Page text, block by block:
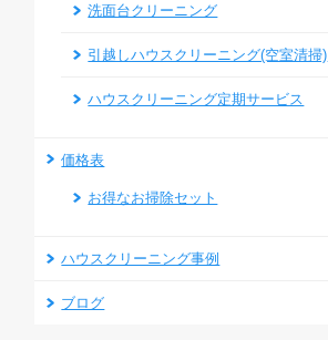
洗面台クリーニング
引越しハウスクリーニング(空室清掃)
ハウスクリーニング定期サービス
価格表
お得なお掃除セット
ハウスクリーニング事例
ブログ